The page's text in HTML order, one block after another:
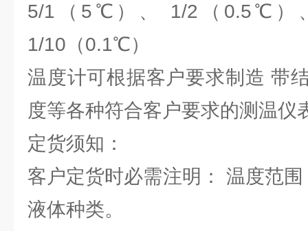
5/1（5℃）、 1/2（0.5℃）
1/10（0.1℃）
温度计可根据客户要求制造 带
度等各种符合客户要求的测温仪
定货须知：
客户定货时必需注明： 温度范
液体种类。